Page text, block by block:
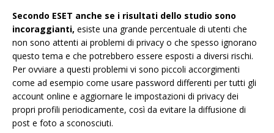
Secondo ESET anche se i risultati dello studio sono
incoraggianti, esiste una grande percentuale di utenti che
non sono attenti ai problemi di privacy o che spesso ignorano
questo tema e che potrebbero essere esposti a diversi rischi.
Per ovviare a questi problemi vi sono piccoli accorgimenti
come ad esempio come usare password differenti per tutti gli
account online e aggiornare le impostazioni di privacy dei
propri profili periodicamente, così da evitare la diffusione di
post e foto a sconosciuti.